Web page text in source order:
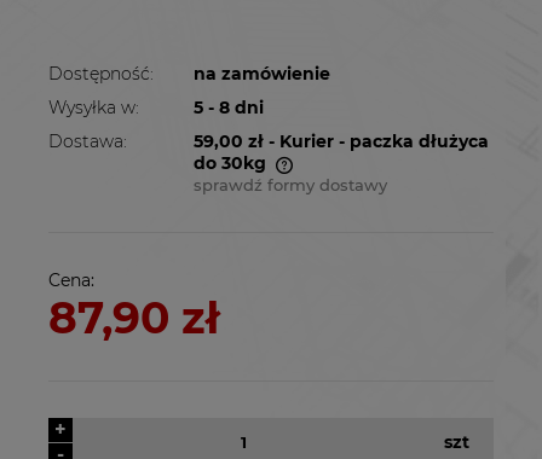
Dostępność:
na zamówienie
Wysyłka w:
5 - 8 dni
Dostawa:
59,00 zł - Kurier - paczka dłużyca
do 30kg
Cena nie zawiera ewentualnych kosztów
sprawdź formy dostawy
Cena:
87,90 zł
+
szt